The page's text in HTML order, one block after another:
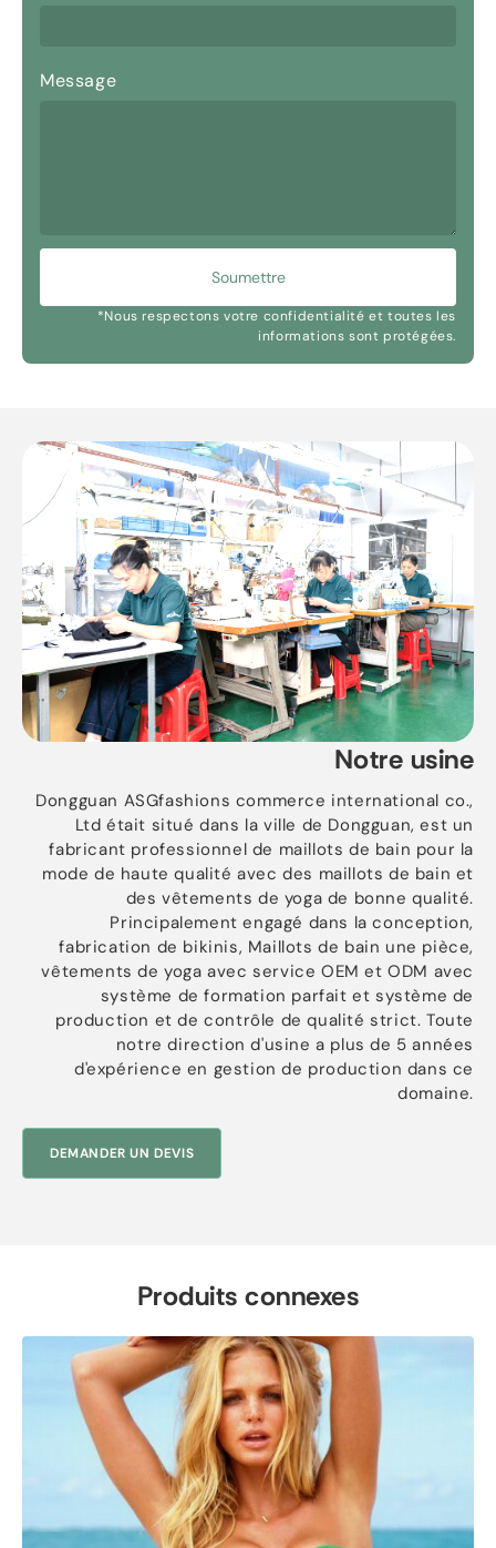
Message
Soumettre
*Nous respectons votre confidentialité et toutes les
informations sont protégées.
Notre usine
Dongguan ASGfashions commerce international co.,
Ltd était situé dans la ville de Dongguan, est un
fabricant professionnel de maillots de bain pour la
mode de haute qualité avec des maillots de bain et
des vêtements de yoga de bonne qualité.
Principalement engagé dans la conception,
fabrication de bikinis, Maillots de bain une pièce,
vêtements de yoga avec service OEM et ODM avec
système de formation parfait et système de
production et de contrôle de qualité strict. Toute
notre direction d'usine a plus de 5 années
d'expérience en gestion de production dans ce
domaine.
DEMANDER UN DEVIS
Produits connexes